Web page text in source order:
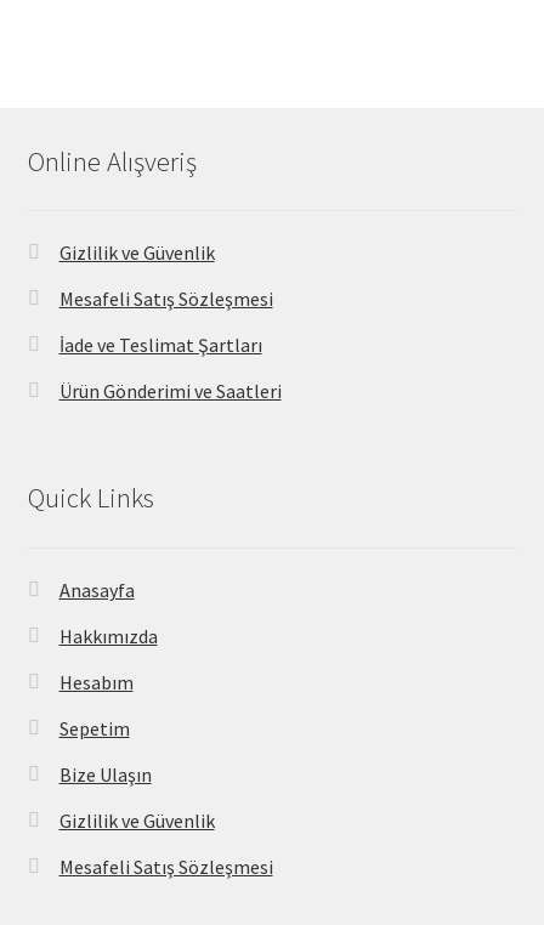
Online Alışveriş
Gizlilik ve Güvenlik
Mesafeli Satış Sözleşmesi
İade ve Teslimat Şartları
Ürün Gönderimi ve Saatleri
Quick Links
Anasayfa
Hakkımızda
Hesabım
Sepetim
Bize Ulaşın
Gizlilik ve Güvenlik
Mesafeli Satış Sözleşmesi